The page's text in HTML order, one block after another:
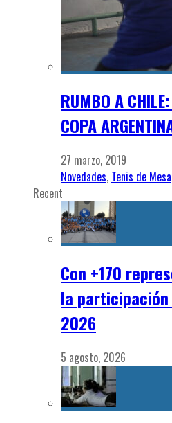
RUMBO A
COPA
27 marzo, 2019
Novedades, Tenis de Mesa
Recent
Con +170
la
2026
5 agosto, 2026